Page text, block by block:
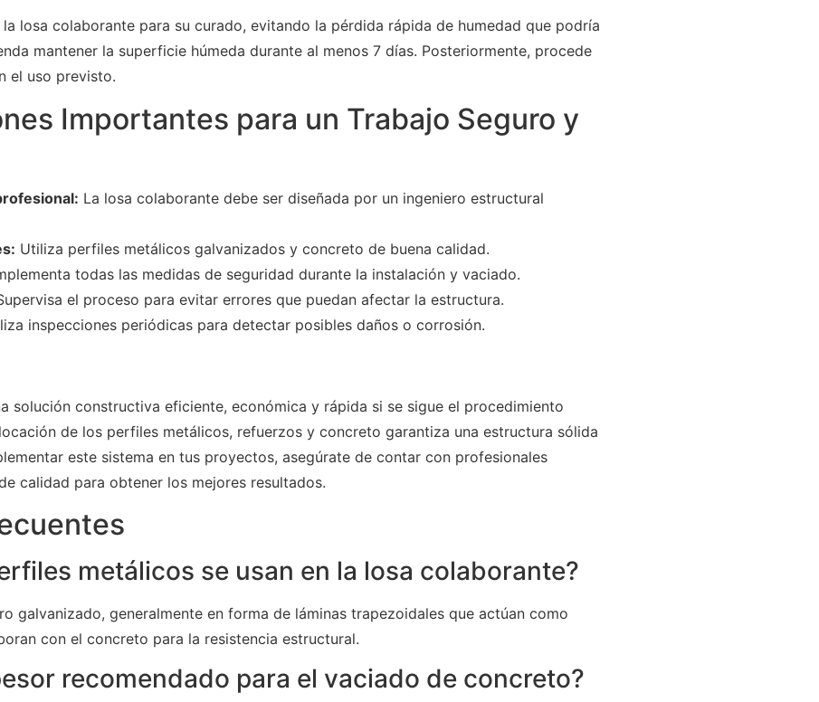
losa colaborante para su curado, evitando la pérdida rápida de humedad que podría
mantener la superficie húmeda durante al menos 7 días. Posteriormente, procede
el uso previsto.
Importantes para un Trabajo Seguro y
La losa colaborante debe ser diseñada por un ingeniero estructural
Utiliza perfiles metálicos galvanizados y concreto de buena calidad.
todas las medidas de seguridad durante la instalación y vaciado.
el proceso para evitar errores que puedan afectar la estructura.
inspecciones periódicas para detectar posibles daños o corrosión.
solución constructiva eficiente, económica y rápida si se sigue el procedimiento
de los perfiles metálicos, refuerzos y concreto garantiza una estructura sólida
este sistema en tus proyectos, asegúrate de contar con profesionales
calidad para obtener los mejores resultados.
metálicos se usan en la losa colaborante?
galvanizado, generalmente en forma de láminas trapezoidales que actúan como
con el concreto para la resistencia estructural.
recomendado para el vaciado de concreto?